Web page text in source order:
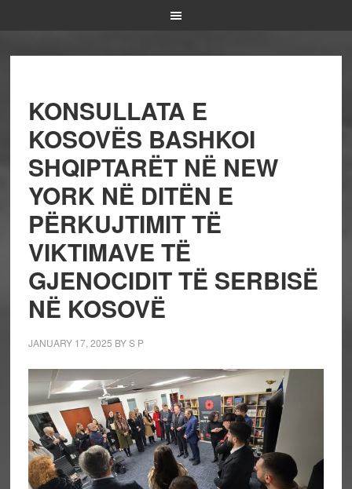
KONSULLATA E
KOSOVËS BASHKOI
SHQIPTARËT NË NEW
YORK NË DITËN E
PËRKUJTIMIT TË
VIKTIMAVE TË
GJENOCIDIT TË SERBISË
NË KOSOVË
JANUARY 17, 2025 BYS P